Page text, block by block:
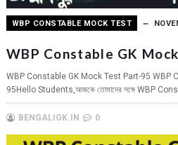
WBP CONSTABLE MOCK TEST
WBP Constable GK
WBP Constable GK Mock Test Part-95 WBP
95Hello Students,আজকে তোমাদের সঙ্গে WBP
BENGALIGK.IN 0